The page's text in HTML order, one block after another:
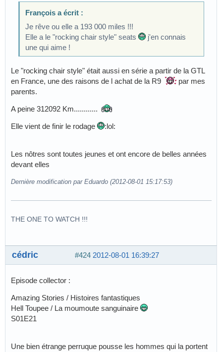
François a écrit :
Je rêve ou elle a 193 000 miles !!!
Elle a le "rocking chair style" seats
j'en connais
une qui aime !
Le "rocking chair style" était aussi en série a partir de la GTL
en France, une des raisons de l achat de la R9
par mes
parents.
A peine 312092 Km............
Elle vient de finir le rodage :lol:
Les nôtres sont toutes jeunes et ont encore de belles années
devant elles
Dernière modification par Eduardo (2012-08-01 15:17:53)
THE ONE TO WATCH !!!
#424 2012-08-01 16:39:27
cédric
Episode collector :
Amazing Stories / Histoires fantastiques
Hell Toupee / La moumoute sanguinaire
S01E21
Une bien étrange perruque pousse les hommes qui la portent